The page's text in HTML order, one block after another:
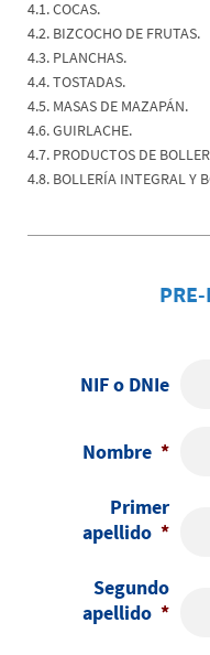
4.1. COCAS.
4.2. BIZCOCHO DE FRUTAS.
4.3. PLANCHAS.
4.4. TOSTADAS.
4.5. MASAS DE MAZAPÁN.
4.6. GUIRLACHE.
4.7. PRODUCTOS DE
4.8. BOLLERÍA INTEGRAL Y
NIF o DNIe
Nombre *
Primer
apellido *
Segundo
apellido *